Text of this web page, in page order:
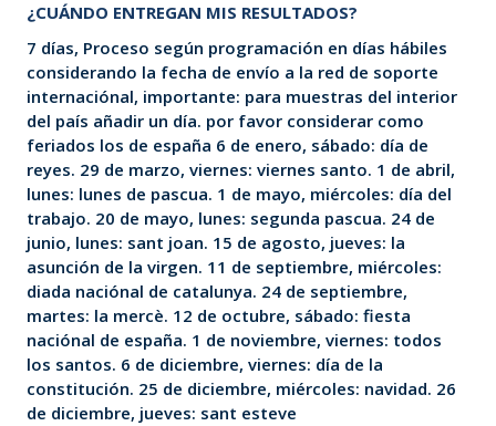
¿CUÁNDO ENTREGAN MIS RESULTADOS?
7 días, Proceso según programación en días hábiles
considerando la fecha de envío a la red de soporte
internaciónal, importante: para muestras del interior
del país añadir un día. por favor considerar como
feriados los de españa 6 de enero, sábado: día de
reyes. 29 de marzo, viernes: viernes santo. 1 de abril,
lunes: lunes de pascua. 1 de mayo, miércoles: día del
trabajo. 20 de mayo, lunes: segunda pascua. 24 de
junio, lunes: sant joan. 15 de agosto, jueves: la
asunción de la virgen. 11 de septiembre, miércoles:
diada naciónal de catalunya. 24 de septiembre,
martes: la mercè. 12 de octubre, sábado: fiesta
naciónal de españa. 1 de noviembre, viernes: todos
los santos. 6 de diciembre, viernes: día de la
constitución. 25 de diciembre, miércoles: navidad. 26
de diciembre, jueves: sant esteve